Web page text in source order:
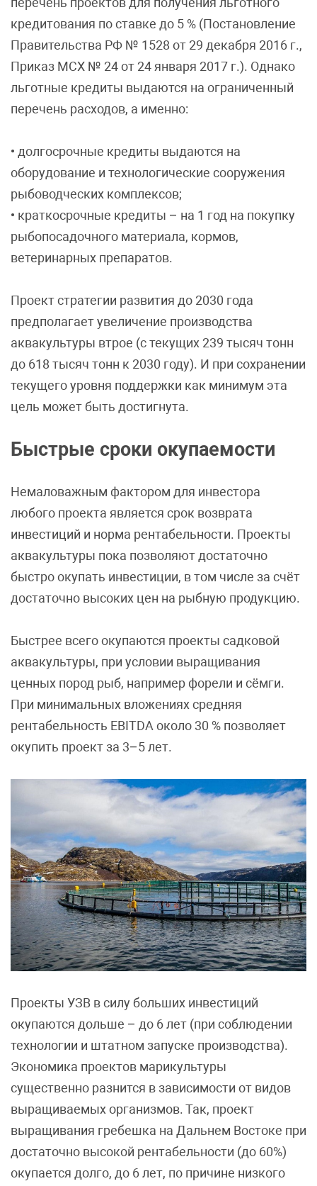
кредитования по ставке до 5 % (Постановление
Правительства РФ № 1528 от 29 декабря 2016 г.,
Приказ МСХ № 24 от 24 января 2017 г.). Однако
льготные кредиты выдаются на ограниченный
перечень расходов, а именно:
• долгосрочные кредиты выдаются на
оборудование и технологические сооружения
рыбоводческих комплексов;
• краткосрочные кредиты – на 1 год на покупку
рыбопосадочного материала, кормов,
ветеринарных препаратов.
Проект стратегии развития до 2030 года
предполагает увеличение производства
аквакультуры втрое (с текущих 239 тысяч тонн
до 618 тысяч тонн к 2030 году). И при сохранении
текущего уровня поддержки как минимум эта
цель может быть достигнута.
Быстрые сроки окупаемости
Немаловажным фактором для инвестора
любого проекта является срок возврата
инвестиций и норма рентабельности. Проекты
аквакультуры пока позволяют достаточно
быстро окупать инвестиции, в том числе за счёт
достаточно высоких цен на рыбную продукцию.
Быстрее всего окупаются проекты садковой
аквакультуры, при условии выращивания
ценных пород рыб, например форели и сёмги.
При минимальных вложениях средняя
рентабельность EBITDA около 30 % позволяет
окупить проект за 3–5 лет.
Проекты УЗВ в силу больших инвестиций
окупаются дольше – до 6 лет (при соблюдении
технологии и штатном запуске производства).
Экономика проектов марикультуры
существенно разнится в зависимости от видов
выращиваемых организмов. Так, проект
выращивания гребешка на Дальнем Востоке при
достаточно высокой рентабельности (до 60%)
окупается долго, до 6 лет, по причине низкого